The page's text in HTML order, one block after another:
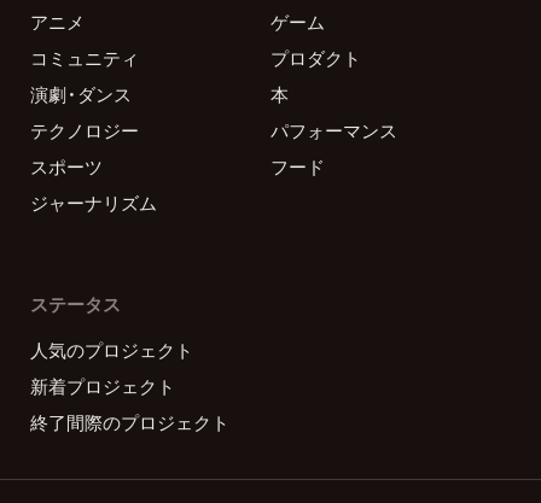
アニメ
ゲーム
コミュニティ
プロダクト
演劇・ダンス
本
テクノロジー
パフォーマンス
スポーツ
フード
ジャーナリズム
ステータス
人気のプロジェクト
新着プロジェクト
終了間際のプロジェクト